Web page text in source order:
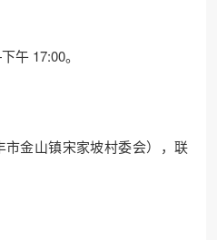
午 17:00。
金山镇宋家坡村委会），联